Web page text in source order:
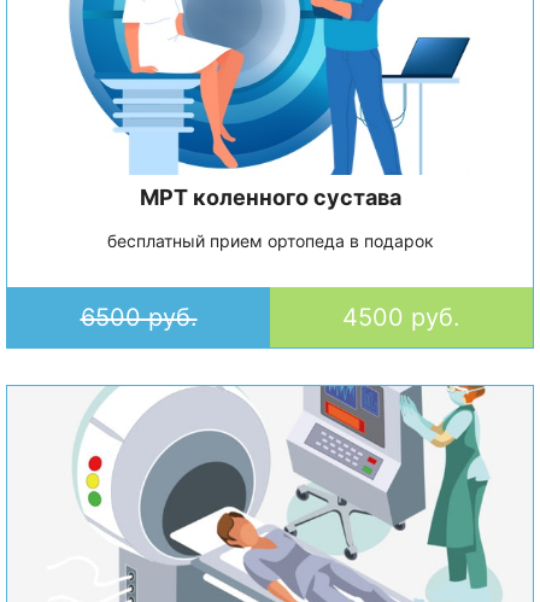
МРТ коленного сустава
бесплатный прием ортопеда в подарок
6500 руб. 4500 руб.